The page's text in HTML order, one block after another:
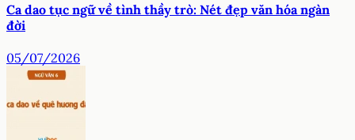
Ca dao tục ngữ về tình thầy trò: Nét đẹp văn hóa ngàn
đời
05/07/2026